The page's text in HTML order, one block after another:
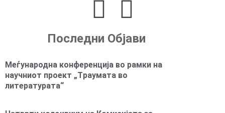
Последни Објави
Mеѓународна конференција во рамки на
научниот проект „Tраумата во
литературата“